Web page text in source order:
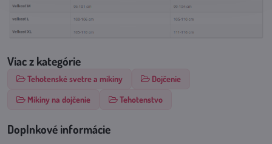
Viac z kategórie
Tehotenské svetre a mikiny
Dojčenie
Mikiny na dojčenie
Tehotenstvo
Doplnkové informácie